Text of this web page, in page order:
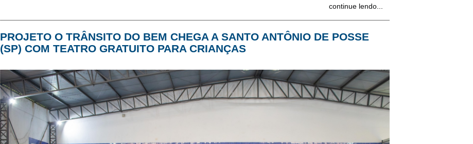
continue lendo...
PROJETO O TRÂNSITO DO BEM CHEGA A SANTO ANTÔNIO DE POSSE
(SP) COM TEATRO GRATUITO PARA CRIANÇAS